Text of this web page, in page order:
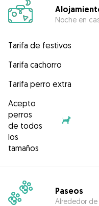
Noche en
Tarifa de festivos
Tarifa cachorro
Tarifa perro extra
Acepto
perros
de todos
los
tamaños
Paseos
Alrededor